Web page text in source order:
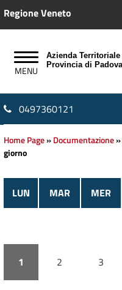
Regione Veneto
Azienda
Provincia di Padova
0497360121
Home Page»Documentazione»
giorno
LUN MAR MER
1 2 3